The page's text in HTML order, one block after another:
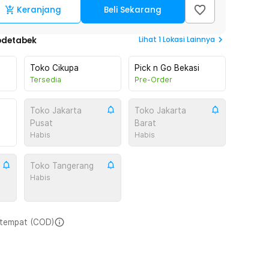
Keranjang Beli Sekarang
Lihat 1Lokasi Lainnya
Toko Cikupa
Tersedia
Pick n Go Bekasi
Pre-Order
Toko Jakarta
Pusat
Habis
Toko Jakarta
Barat
Habis
Toko Tangerang
Habis
(COD)